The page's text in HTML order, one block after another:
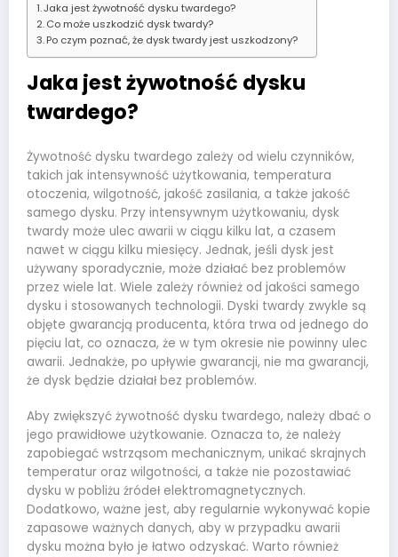
Jaka jest żywotność dysku twardego?
Co może uszkodzić dysk twardy?
Po czym poznać, że dysk twardy jest uszkodzony?
Jaka jest żywotność dysku
twardego?
Żywotność dysku twardego zależy od wielu czynników,
takich jak intensywność użytkowania, temperatura
otoczenia, wilgotność, jakość zasilania, a także jakość
samego dysku. Przy intensywnym użytkowaniu, dysk
twardy może ulec awarii w ciągu kilku lat, a czasem
nawet w ciągu kilku miesięcy. Jednak, jeśli dysk jest
używany sporadycznie, może działać bez problemów
przez wiele lat. Wiele zależy również od jakości samego
dysku i stosowanych technologii. Dyski twardy zwykle są
objęte gwarancją producenta, która trwa od jednego do
pięciu lat, co oznacza, że w tym okresie nie powinny ulec
awarii. Jednakże, po upływie gwarancji, nie ma gwarancji,
że dysk będzie działał bez problemów.
Aby zwiększyć żywotność dysku twardego, należy dbać o
jego prawidłowe użytkowanie. Oznacza to, że należy
zapobiegać wstrząsom mechanicznym, unikać skrajnych
temperatur oraz wilgotności, a także nie pozostawiać
dysku w pobliżu źródeł elektromagnetycznych.
Dodatkowo, ważne jest, aby regularnie wykonywać kopie
zapasowe ważnych danych, aby w przypadku awarii
dysku można było je łatwo odzyskać. Warto również